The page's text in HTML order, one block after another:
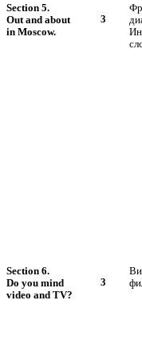
Section 5.
Out and about
in Moscow.
3
Section 6.
Do you mind
video and TV?
3